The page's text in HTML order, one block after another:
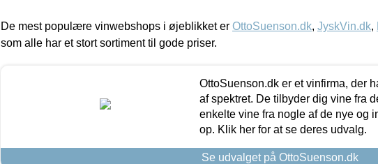
De mest populære vinwebshops i øjeblikket er OttoSuenson.dk, JyskVin.dk,
som alle har et stort sortiment til gode priser.
OttoSuenson.dk er et vinfirma, der
af spektret. De tilbyder dig vine fra
enkelte vine fra nogle af de nye og
op. Klik her for at se deres udvalg.
Se udvalget på OttoSuenson.dk